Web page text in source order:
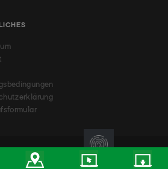
Landesverband NRW e.V.